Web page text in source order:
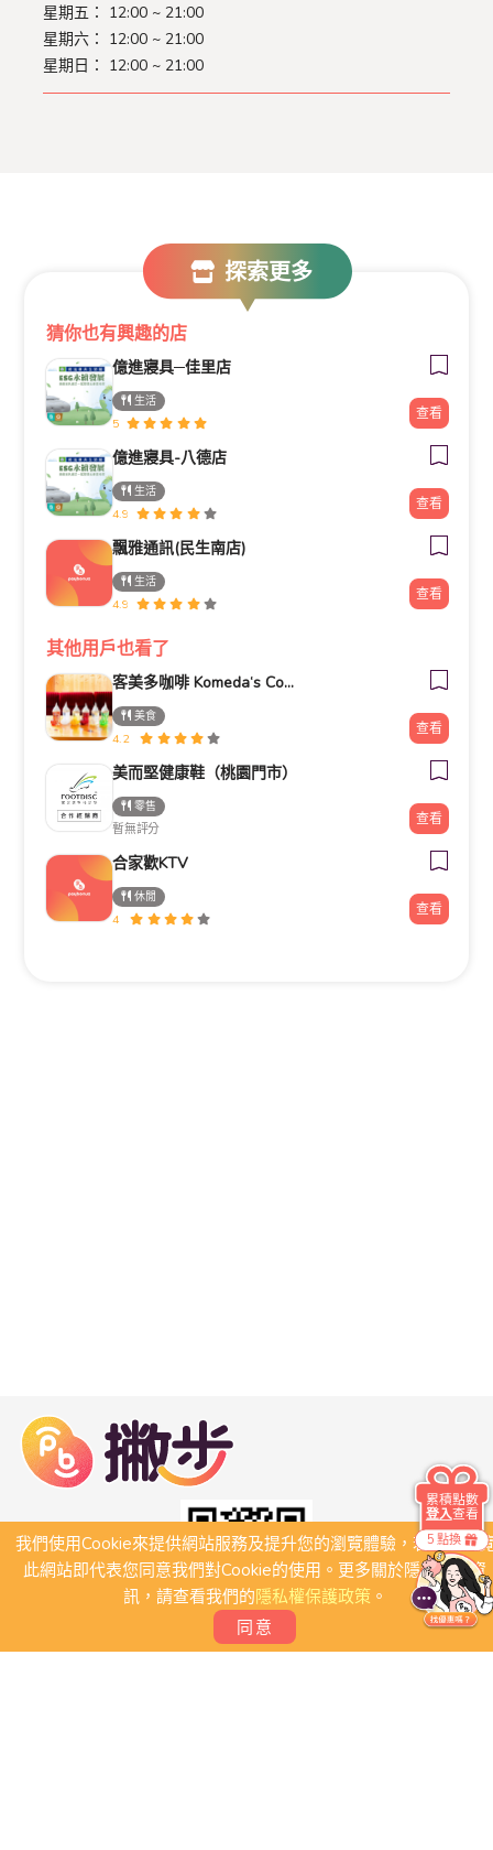
星期五： 12:00 ~ 21:00
星期六： 12:00 ~ 21:00
星期日： 12:00 ~ 21:00
探索更多
猜你也有興趣的店
億進寢具─佳里店
生活
5
查看
億進寢具-八德店
生活
4.9
查看
飄雅通訊(民生南店)
生活
4.9
查看
其他用戶也看了
客美多咖啡 Komeda‘s Coffee - 台南小北店
美食
4.2
查看
美而堅健康鞋（桃園門市）
零售
暫無評分
查看
合家歡KTV
休閒
4
查看
我們使用Cookie來提供網站服務及提升您的瀏覽體驗，若繼續瀏
此網站即代表您同意我們對Cookie的使用。更多關於隱私保護資
訊，請查看我們的隱私權保護政策。
同意
5 點換
累積點數
登入查看